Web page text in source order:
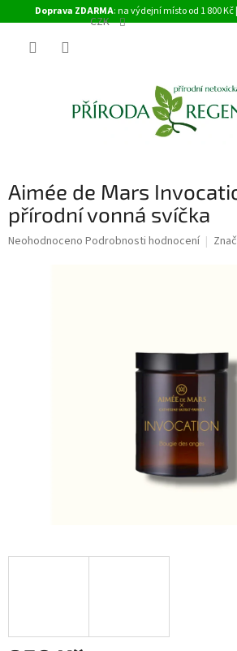
na
Doprava ZDARMA: na výdejní místo od 1 800 Kč
CZK
Aimée de Mars
přírodní vonná svíčka
Průměrné
Neohodnoceno Podrobnosti hodnocení